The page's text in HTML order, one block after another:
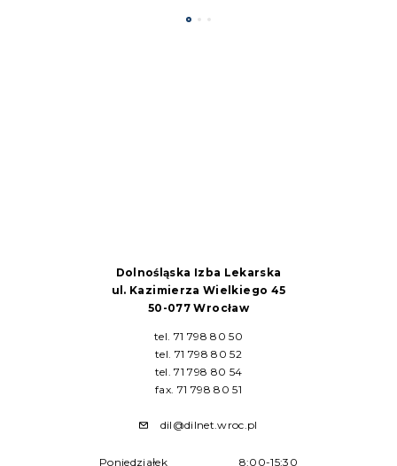
Dolnośląska Izba Lekarska
ul. Kazimierza Wielkiego 45
50-077 Wrocław
tel. 71 798 80 50
tel. 71 798 80 52
tel. 71 798 80 54
fax. 71 798 80 51
dil@dilnet.wroc.pl
Poniedziałek 8:00-15:30